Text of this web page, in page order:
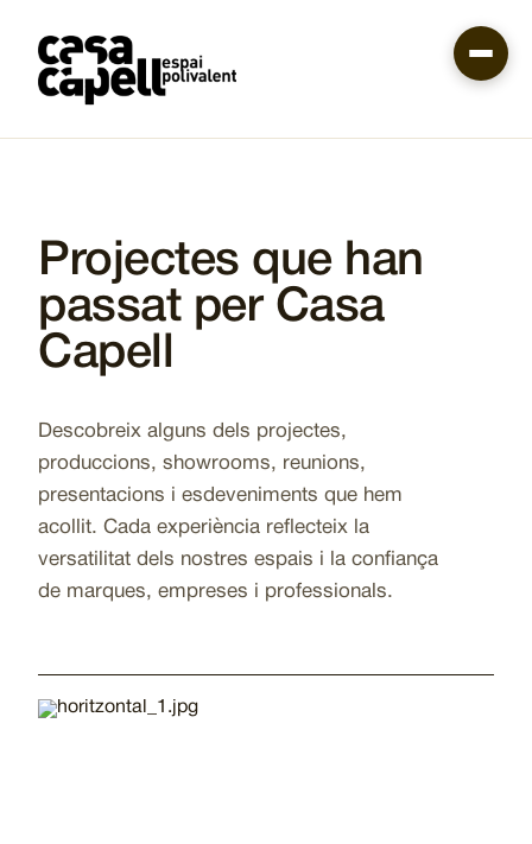
contingut
Projectes que han
passat per Casa
Capell
Descobreix alguns dels projectes,
produccions, showrooms, reunions,
presentacions i esdeveniments que hem
acollit. Cada experiència reflecteix la
versatilitat dels nostres espais i la confiança
de marques, empreses i professionals.
Imatge